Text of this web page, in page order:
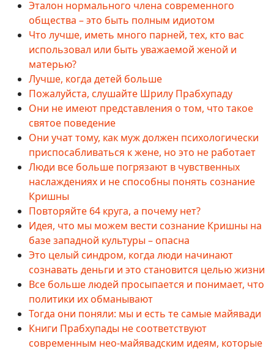
Эталон нормального члена современного
общества – это быть полным идиотом
Что лучше, иметь много парней, тех, кто вас
использовал или быть уважаемой женой и
матерью?
Лучше, когда детей больше
Пожалуйста, слушайте Шрилу Прабхупаду
Они не имеют представления о том, что такое
святое поведение
Они учат тому, как муж должен психологически
приспосабливаться к жене, но это не работает
Люди все больше погрязают в чувственных
наслаждениях и не способны понять сознание
Кришны
Повторяйте 64 круга, а почему нет?
Идея, что мы можем вести сознание Кришны на
базе западной культуры – опасна
Это целый синдром, когда люди начинают
сознавать деньги и это становится целью жизни
Все больше людей просыпается и понимает, что
политики их обманывают
Тогда они поняли: мы и есть те самые майявади
Книги Прабхупады не соответствуют
современным нео-майявадским идеям, которые